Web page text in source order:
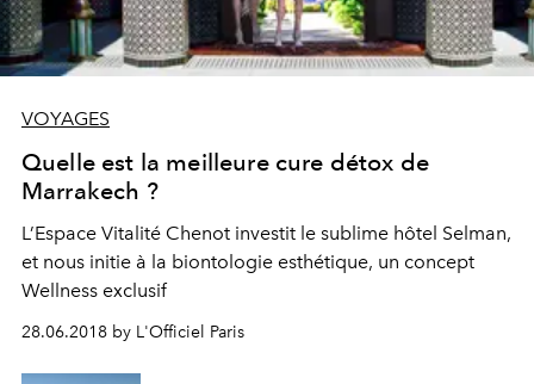
VOYAGES
Quelle est la meilleure cure détox de
Marrakech ?
L’Espace Vitalité Chenot investit le sublime hôtel Selman,
et nous initie à la biontologie esthétique, un concept
Wellness exclusif
28.06.2018 by L'Officiel Paris